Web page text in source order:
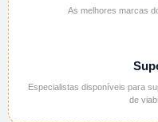
As melhores marcas
Especialistas disponíveis para
de